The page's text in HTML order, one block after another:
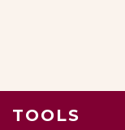
TOOLS